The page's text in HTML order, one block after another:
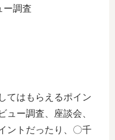
ー調査
てはもらえるポイン
ュー調査、座談会、
ントだったり、〇千